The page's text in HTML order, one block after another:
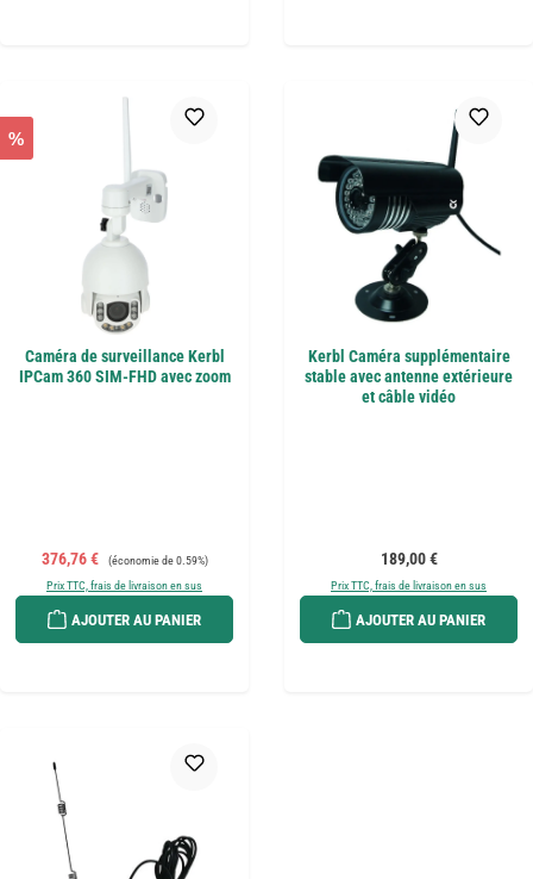
%
Caméra de surveillance Kerbl
IPCam 360 SIM-FHD avec zoom
Prix de vente :
376,76 € Prix régulier :
(économie de 0.59%)
Prix TTC, frais de livraison en sus
AJOUTER AU PANIER
Kerbl Caméra supplémentaire
stable avec antenne extérieure
et câble vidéo
Prix régulier :
189,00 €
Prix TTC, frais de livraison en sus
AJOUTER AU PANIER